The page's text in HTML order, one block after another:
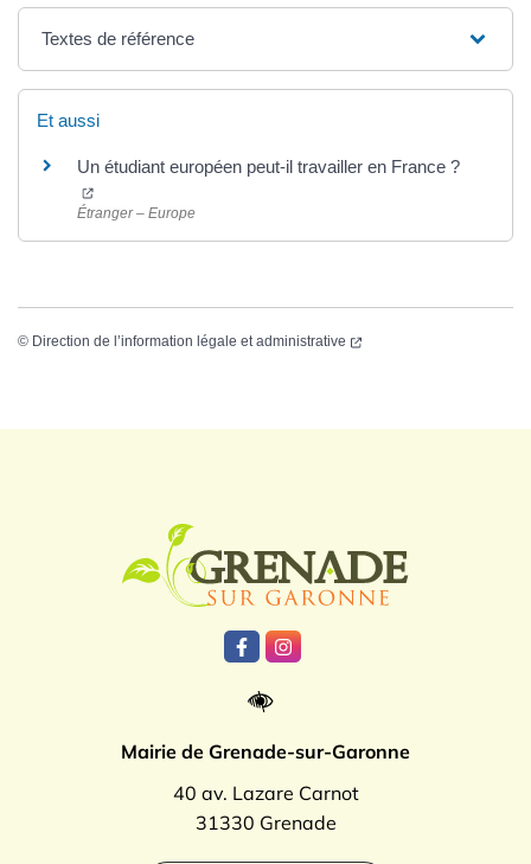
Textes de référence
Et aussi
Un étudiant européen peut-il travailler en France ?
Étranger – Europe
© Direction de l’information légale et administrative
Lien vers le compte Facebook
Lien vers le compte
Mairie de Grenade-sur-Garonne
40 av. Lazare Carnot
31330 Grenade